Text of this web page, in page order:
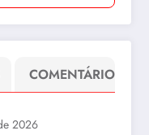
COMENTÁRIO
2026